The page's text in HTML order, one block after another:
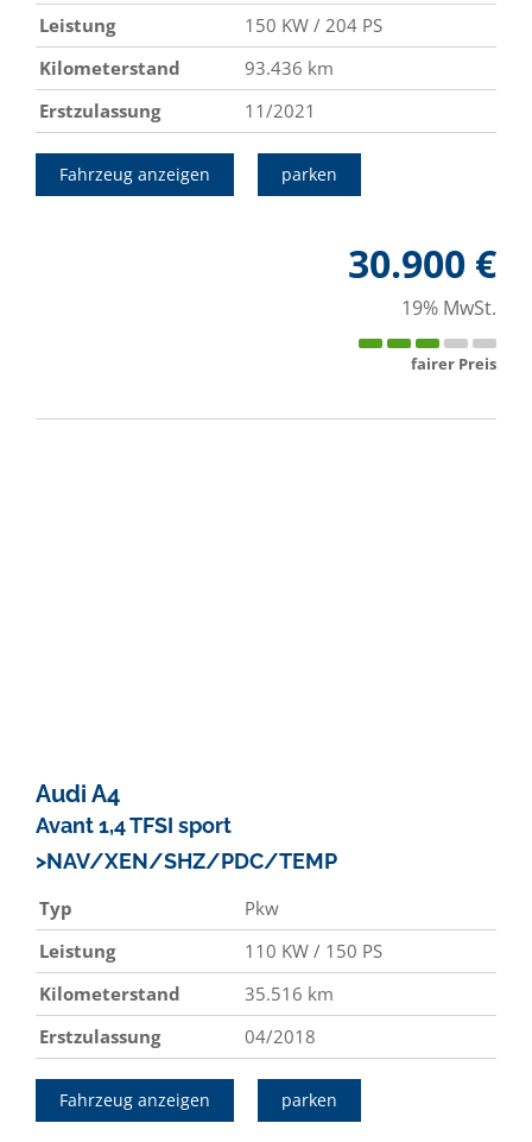
Leistung
150 KW / 204 PS
Kilometerstand
93.436 km
Erstzulassung
11/2021
Fahrzeug anzeigen parken
30.900 €
19% MwSt.
fairer Preis
Audi A4
Avant 1,4 TFSI sport
>NAV/XEN/SHZ/PDC/TEMP
Typ
Pkw
Leistung
110 KW / 150 PS
Kilometerstand
35.516 km
Erstzulassung
04/2018
Fahrzeug anzeigen parken